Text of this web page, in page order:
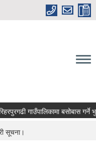
गाउँपालिकामा बसोबास
सूचना।